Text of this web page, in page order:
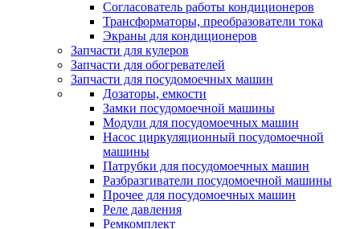
Согласователь работы кондиционеров
Трансформаторы, преобразователи тока
Экраны для кондиционеров
Запчасти для кулеров
Запчасти для обогревателей
Запчасти для посудомоечных машин
Дозаторы, емкости
Замки посудомоечной машины
Модули для посудомоечных машин
Насос циркуляционный посудомоечной
машины
Патрубки для посудомоечных машин
Разбразгиватели посудомоечной машины
Прочее для посудомоечных машин
Реле давления
Ремкомплект